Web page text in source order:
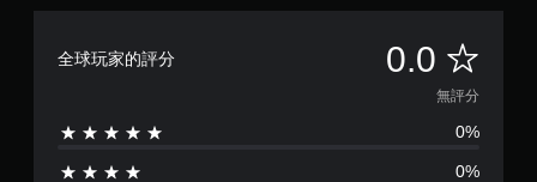
全球玩家的評分 0.0 無
評
分
無評分
0%
0%